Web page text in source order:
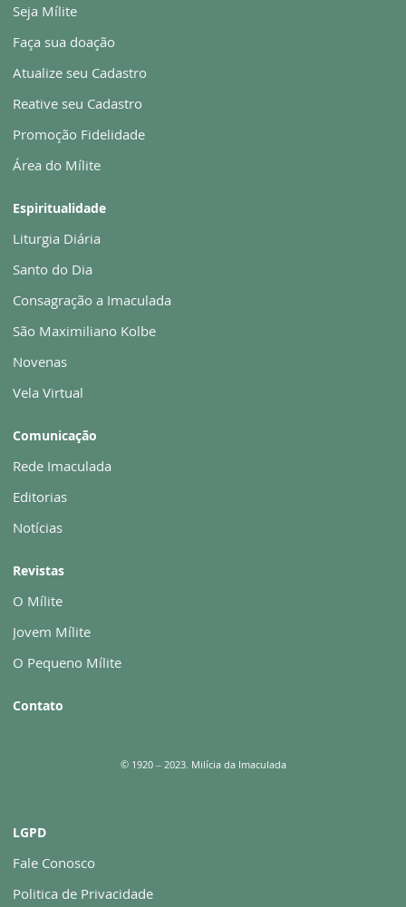
Seja Mílite
Faça sua doação
Atualize seu Cadastro
Reative seu Cadastro
Promoção Fidelidade
Área do Mílite
Espiritualidade
Liturgia Diária
Santo do Dia
Consagração a Imaculada
São Maximiliano Kolbe
Novenas
Vela Virtual
Comunicação
Rede Imaculada
Editorias
Notícias
Revistas
O Mílite
Jovem Mílite
O Pequeno Mílite
Contato
© 1920 – 2023. Milícia da Imaculada
LGPD
Fale Conosco
Politica de Privacidade